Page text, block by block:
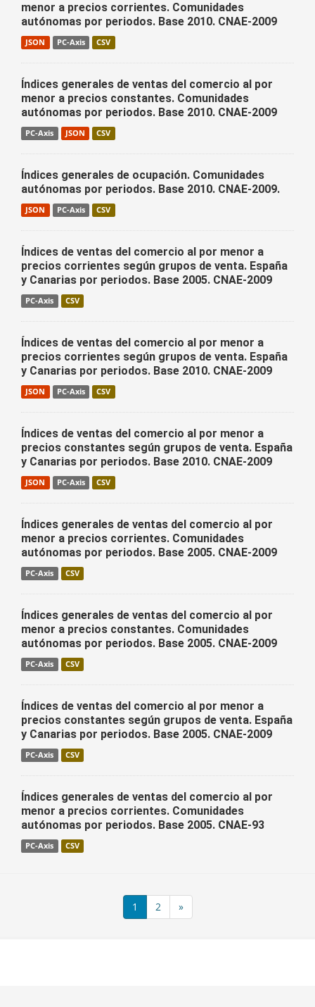
menor a precios corrientes. Comunidades
autónomas por periodos. Base 2010. CNAE-2009
JSON PC-Axis CSV
Índices generales de ventas del comercio al por
menor a precios constantes. Comunidades
autónomas por periodos. Base 2010. CNAE-2009
PC-Axis JSON CSV
Índices generales de ocupación. Comunidades
autónomas por periodos. Base 2010. CNAE-2009.
JSON PC-Axis CSV
Índices de ventas del comercio al por menor a
precios corrientes según grupos de venta. España
y Canarias por periodos. Base 2005. CNAE-2009
PC-Axis CSV
Índices de ventas del comercio al por menor a
precios corrientes según grupos de venta. España
y Canarias por periodos. Base 2010. CNAE-2009
JSON PC-Axis CSV
Índices de ventas del comercio al por menor a
precios constantes según grupos de venta. España
y Canarias por periodos. Base 2010. CNAE-2009
JSON PC-Axis CSV
Índices generales de ventas del comercio al por
menor a precios corrientes. Comunidades
autónomas por periodos. Base 2005. CNAE-2009
PC-Axis CSV
Índices generales de ventas del comercio al por
menor a precios constantes. Comunidades
autónomas por periodos. Base 2005. CNAE-2009
PC-Axis CSV
Índices de ventas del comercio al por menor a
precios constantes según grupos de venta. España
y Canarias por periodos. Base 2005. CNAE-2009
PC-Axis CSV
Índices generales de ventas del comercio al por
menor a precios corrientes. Comunidades
autónomas por periodos. Base 2005. CNAE-93
PC-Axis CSV
1 2 »